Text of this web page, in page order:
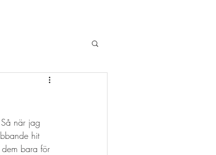
när jag
hit
bara för